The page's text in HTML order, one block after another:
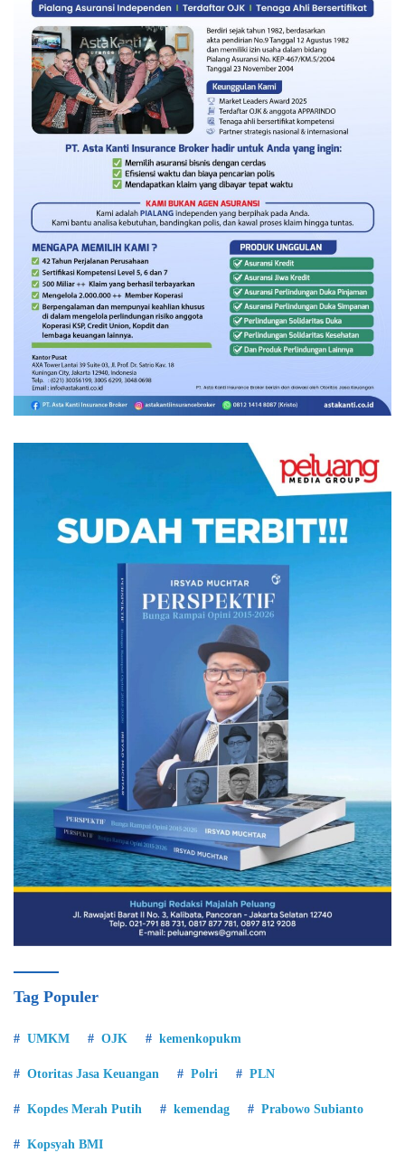
Tag Populer
UMKM OJK kemenkopukm
Otoritas Jasa Keuangan Polri PLN
Kopdes Merah Putih kemendag Prabowo Subianto
Kopsyah BMI